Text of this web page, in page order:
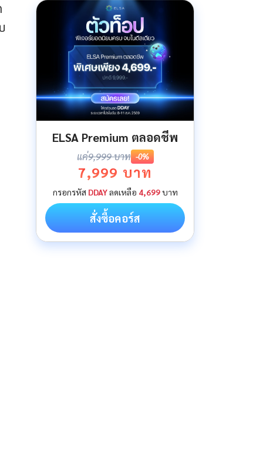
ELSA Premium ตลอดชีพ
แค่9,999 บาท -0%
7,999 บาท
กรอกรหัส DDAYลดเหลือ 4,699บาท
สั่งซื้อคอร์ส